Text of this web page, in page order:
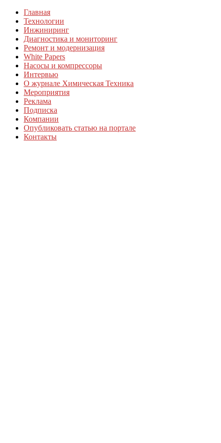
Главная
Технологии
Инжиниринг
Диагностика и мониторинг
Ремонт и модернизация
White Papers
Насосы и компрессоры
Интервью
О журнале Химическая Техника
Мероприятия
Реклама
Подписка
Компании
Опубликовать статью на портале
Контакты